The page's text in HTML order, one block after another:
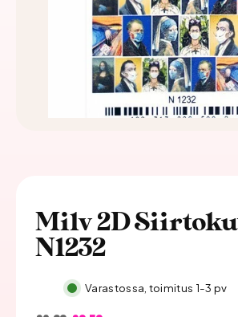
Milv 2D
N1232
Varastossa, toimitus 1-3 pv